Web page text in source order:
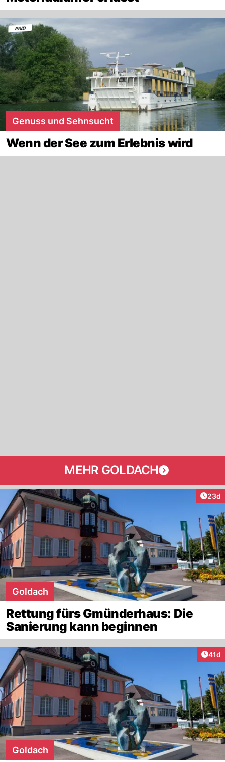
Genuss und Sehnsucht
Wenn der See zum Erlebnis wird
MEHR GOLDACH
23d
Goldach
Rettung fürs Gmünderhaus: Die
Sanierung kann beginnen
41d
Goldach